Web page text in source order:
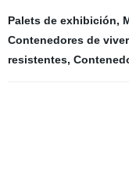
Palets de exhibición,
Contenedores de
resistentes,